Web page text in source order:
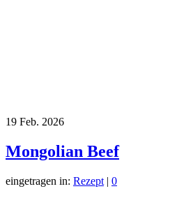
19 Feb. 2026
Mongolian Beef
eingetragen in: Rezept | 0